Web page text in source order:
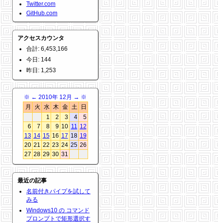
Twitter.com
GitHub.com
アクセスカウンタ
合計: 6,453,166
今日: 144
昨日: 1,253
※ ← 2010年 12月 → ※
月
火 水 木 金 土
日
1
2 3 4
5
6
7 8 9 10 11 12
13 14 15 16 17 18 19
20 21 22 23 24 25 26
27 28 29 30 31
最近の記事
名前付きパイプを試して
みる
Windows10 の コマンド
プロンプトで矩形選択す